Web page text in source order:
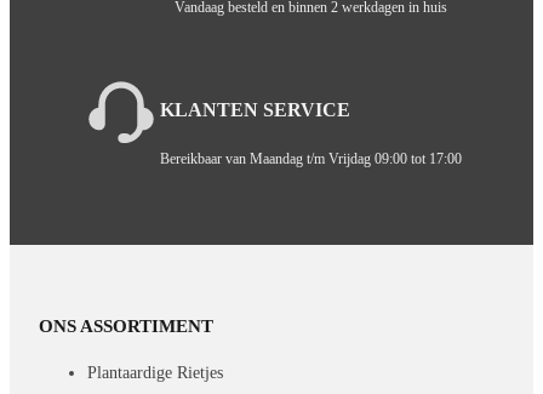
Vandaag besteld en binnen 2 werkdagen in huis
KLANTEN SERVICE
Bereikbaar van Maandag t/m Vrijdag 09:00 tot 17:00
ONS ASSORTIMENT
Plantaardige Rietjes